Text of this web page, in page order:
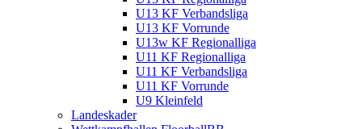
U13 KF Verbandsliga
U13 KF Vorrunde
U13w KF Regionalliga
U11 KF Regionalliga
U11 KF Verbandsliga
U11 KF Vorrunde
U9 Kleinfeld
Landeskader